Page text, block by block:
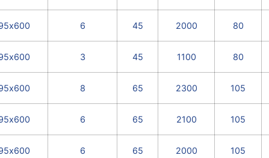
6 45 2000 80
3 45 1100 80
8 65 2300 105
6 65 2100 105
6 65 2000 105